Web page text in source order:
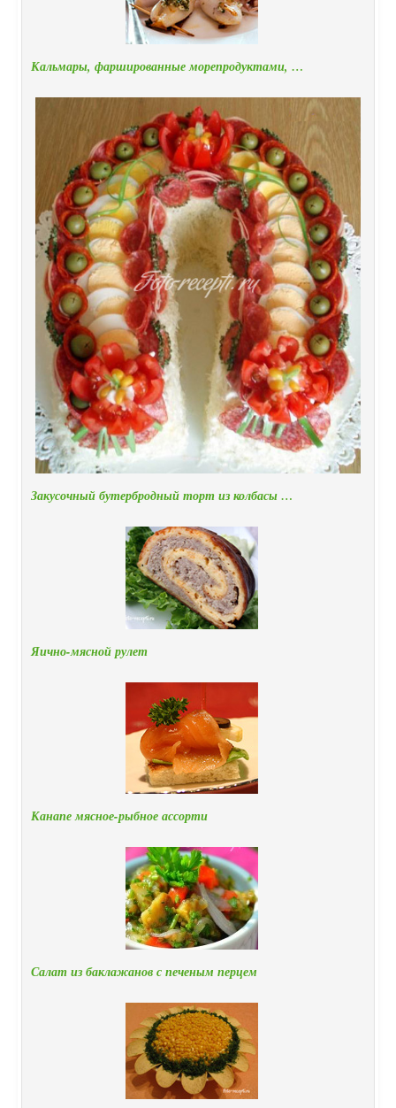
Кальмары, фаршированные морепродуктами, …
Закусочный бутербродный торт из колбасы …
Яично-мясной рулет
Канапе мясное-рыбное ассорти
Салат из баклажанов с печеным перцем